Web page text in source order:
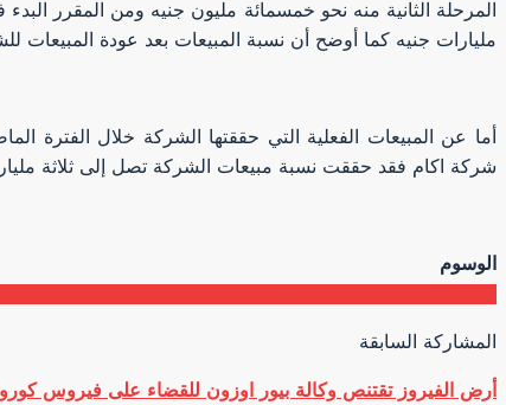
المرحلة الثانية منه نحو خمسمائة مليون جنيه ومن المقرر
مليارات جنيه كما أوضح أن نسبة المبيعات بعد عودة
أما عن المبيعات الفعلية التي حققتها الشركة خلال الفترة
شركة اكام فقد حققت نسبة مبيعات الشركة تصل إلى ثلاثة مليار
الوسوم
المشاركة السابقة
أرض الفيروز تقتنص وكالة بيور اوزون للقضاء على فيروس